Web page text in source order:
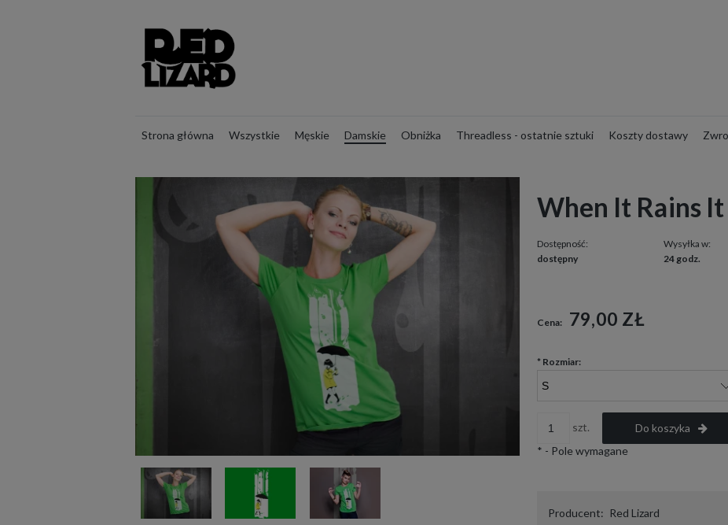
Strona główna Wszystkie Męskie Damskie Obniżka Threadless - ostatnie sztuki Koszty dostawy
When It Rains
Dostępność:
dostępny
Wysyłka w:
24 godz.
Cena: 79,00 ZŁ
* Rozmiar:
szt.
Do koszyka
* - Pole wymagane
Producent: Red Lizard